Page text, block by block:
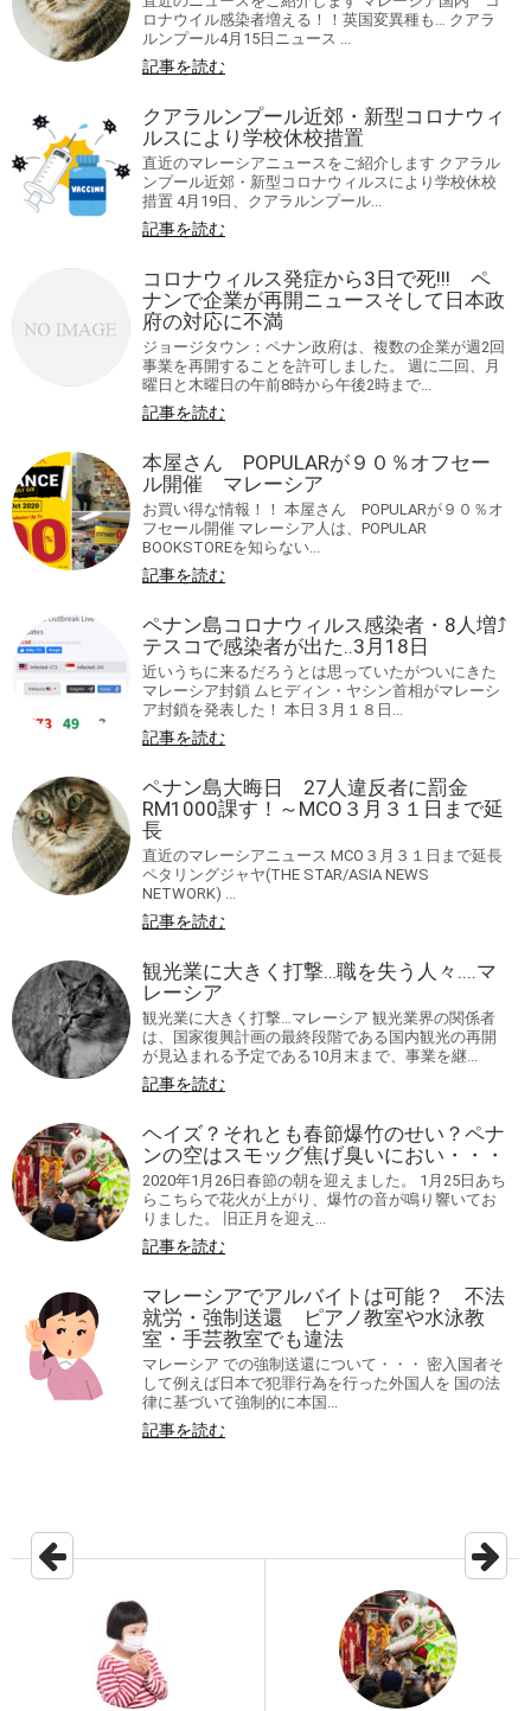
ロナウイル感染者増える！！英国変異種も… クアラ
ルンプール4月15日ニュース ...
記事を読む
クアラルンプール近郊・新型コロナウィ
ルスにより学校休校措置
直近のマレーシアニュースをご紹介します クアラル
ンプール近郊・新型コロナウィルスにより学校休校
措置 4月19日、クアラルンプール...
記事を読む
コロナウィルス発症から3日で死!!! ペ
ナンで企業が再開ニュースそして日本政
府の対応に不満
ジョージタウン：ペナン政府は、複数の企業が週2回
事業を再開することを許可しました。 週に二回、月
曜日と木曜日の午前8時から午後2時まで...
記事を読む
本屋さん POPULARが９０％オフセー
ル開催 マレーシア
お買い得な情報！！ 本屋さん POPULARが９０％オ
フセール開催 マレーシア人は、POPULAR
BOOKSTOREを知らない...
記事を読む
ペナン島コロナウィルス感染者・8人増⤴
テスコで感染者が出た‥3月18日
近いうちに来るだろうとは思っていたがついにきた
マレーシア封鎖 ムヒディン・ヤシン首相がマレーシ
ア封鎖を発表した！ 本日３月１８日...
記事を読む
ペナン島大晦日 27人違反者に罰金
RM1000課す！～MCO３月３１日まで延
長
直近のマレーシアニュース MCO３月３１日まで延長
ペタリングジャヤ(THE STAR/ASIA NEWS
NETWORK) ...
記事を読む
観光業に大きく打撃…職を失う人々‥‥マ
レーシア
観光業に大きく打撃…マレーシア 観光業界の関係者
は、国家復興計画の最終段階である国内観光の再開
が見込まれる予定である10月末まで、事業を継...
記事を読む
ヘイズ？それとも春節爆竹のせい？ペナ
ンの空はスモッグ焦げ臭いにおい・・・
2020年1月26日春節の朝を迎えました。 1月25日あち
らこちらで花火が上がり、爆竹の音が鳴り響いてお
りました。 旧正月を迎え...
記事を読む
マレーシアでアルバイトは可能？ 不法
就労・強制送還 ピアノ教室や水泳教
室・手芸教室でも違法
マレーシア での強制送還について・・・ 密入国者そ
して例えば日本で犯罪行為を行った外国人を 国の法
律に基づいて強制的に本国...
記事を読む